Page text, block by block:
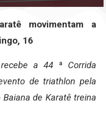
movimentam a
16
a 44 ª Corrida
de triathlon pela
de Karatê treina